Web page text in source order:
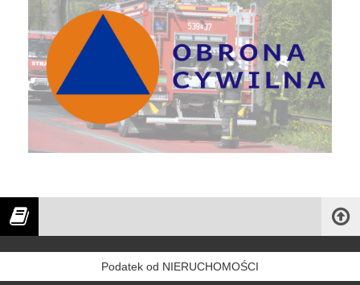
Podatek od NIERUCHOMOŚCI